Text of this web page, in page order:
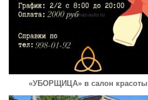
«УБОРЩИЦА» в салон красоты